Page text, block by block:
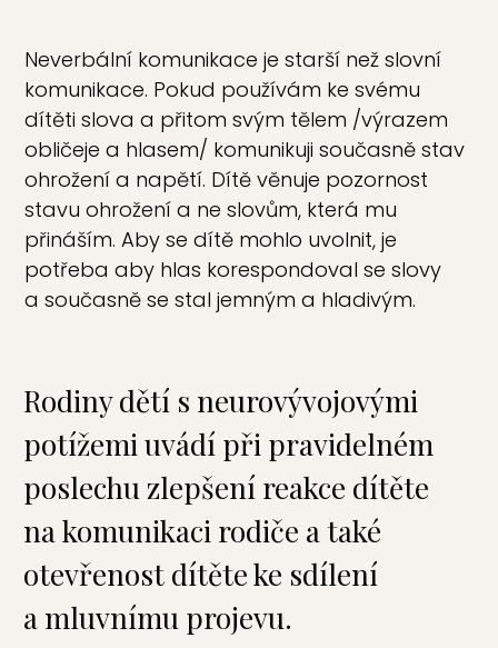
Neverbální komunikace je starší než slovní
komunikace. Pokud používám ke svému
dítěti slova a přitom svým tělem /výrazem
obličeje a hlasem/ komunikuji současně stav
ohrožení a napětí. Dítě věnuje pozornost
stavu ohrožení a ne slovům, která mu
přináším. Aby se dítě mohlo uvolnit, je
potřeba aby hlas korespondoval se slovy
a současně se stal jemným a hladivým.
Rodiny dětí s neurovývojovými
potížemi uvádí při pravidelném
poslechu zlepšení reakce dítěte
na komunikaci rodiče a také
otevřenost dítěte ke sdílení
a mluvnímu projevu.